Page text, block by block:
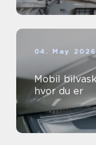
04. May 2026
Mobil bilvask
hvor du er